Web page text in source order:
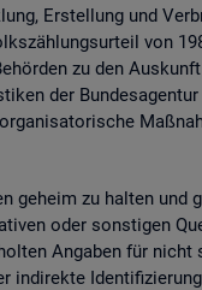
Er­stel­lung und
von
zu den
der
ge­heim zu hal­ten und
oder sons­ti­gen
An­ga­ben für
in­di­rek­te